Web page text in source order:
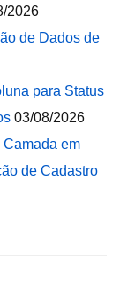
2026
de Dados de
para Status
03/08/2026
Camada em
de Cadastro